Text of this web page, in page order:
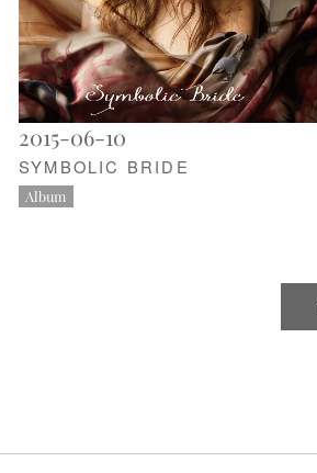
2015-06-10
SYMBOLIC BRIDE
Album